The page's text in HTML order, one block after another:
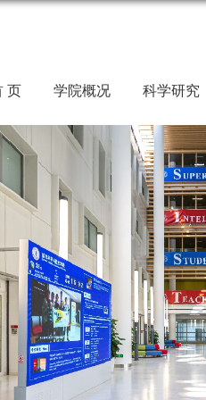
页 学院概况 科学研究